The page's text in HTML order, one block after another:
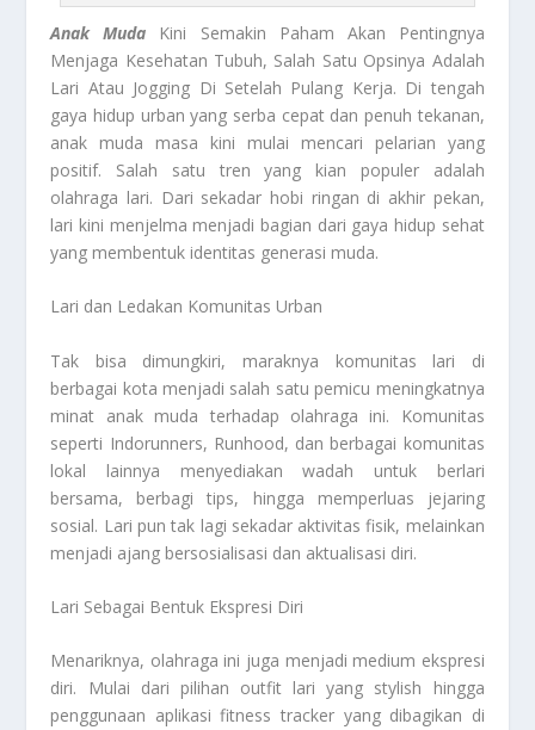
Anak Muda Kini Semakin Paham Akan Pentingnya
Menjaga Kesehatan Tubuh, Salah Satu Opsinya Adalah
Lari Atau Jogging Di Setelah Pulang Kerja. Di tengah
gaya hidup urban yang serba cepat dan penuh tekanan,
anak muda masa kini mulai mencari pelarian yang
positif. Salah satu tren yang kian populer adalah
olahraga lari. Dari sekadar hobi ringan di akhir pekan,
lari kini menjelma menjadi bagian dari gaya hidup sehat
yang membentuk identitas generasi muda.
Lari dan Ledakan Komunitas Urban
Tak bisa dimungkiri, maraknya komunitas lari di
berbagai kota menjadi salah satu pemicu meningkatnya
minat anak muda terhadap olahraga ini. Komunitas
seperti Indorunners, Runhood, dan berbagai komunitas
lokal lainnya menyediakan wadah untuk berlari
bersama, berbagi tips, hingga memperluas jejaring
sosial. Lari pun tak lagi sekadar aktivitas fisik, melainkan
menjadi ajang bersosialisasi dan aktualisasi diri.
Lari Sebagai Bentuk Ekspresi Diri
Menariknya, olahraga ini juga menjadi medium ekspresi
diri. Mulai dari pilihan outfit lari yang stylish hingga
penggunaan aplikasi fitness tracker yang dibagikan di